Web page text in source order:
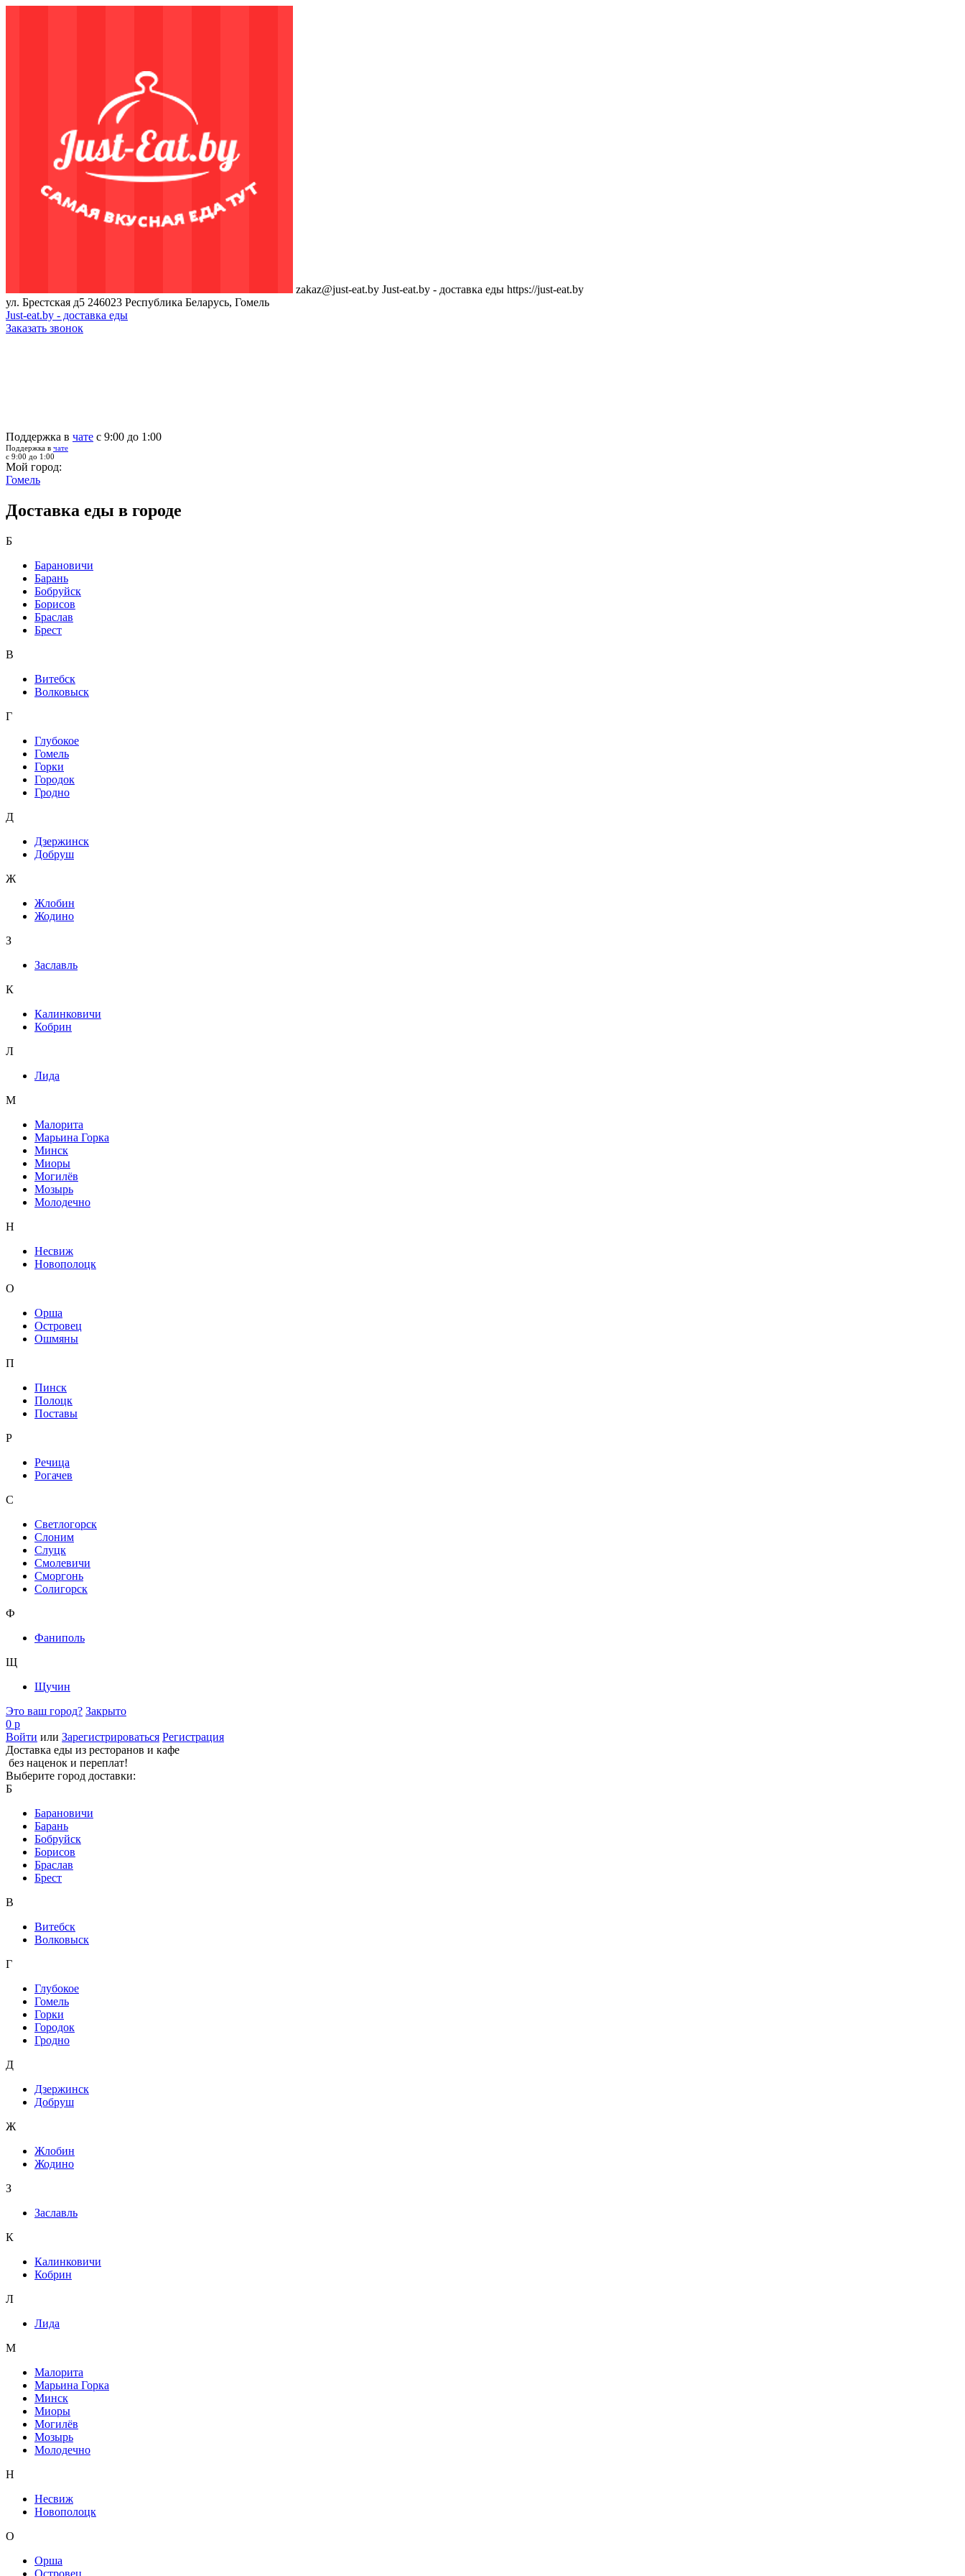
zakaz@just-eat.by Just-eat.by - доставка еды https://just-eat.by
ул. Брестская д5 246023 Республика Беларусь, Гомель
Just-eat.by - доставка еды
Заказать звонок
Поддержка в чате с 9:00 до 1:00
Поддержка в чате
с 9:00 до 1:00
Мой город:
Гомель
Доставка еды в городе
Б
Барановичи
Барань
Бобруйск
Борисов
Браслав
Брест
В
Витебск
Волковыск
Г
Глубокое
Гомель
Горки
Городок
Гродно
Д
Дзержинск
Добруш
Ж
Жлобин
Жодино
З
Заславль
К
Калинковичи
Кобрин
Л
Лида
М
Малорита
Марьина Горка
Минск
Миоры
Могилёв
Мозырь
Молодечно
Н
Несвиж
Новополоцк
О
Орша
Островец
Ошмяны
П
Пинск
Полоцк
Поставы
Р
Речица
Рогачев
С
Светлогорск
Слоним
Слуцк
Смолевичи
Сморгонь
Солигорск
Ф
Фаниполь
Щ
Щучин
Это ваш город? Закрыто
0 р
Войти или Зарегистрироваться Регистрация
Доставка еды из ресторанов и кафе
без наценок и переплат!
Выберите город доставки:
Б
Барановичи
Барань
Бобруйск
Борисов
Браслав
Брест
В
Витебск
Волковыск
Г
Глубокое
Гомель
Горки
Городок
Гродно
Д
Дзержинск
Добруш
Ж
Жлобин
Жодино
З
Заславль
К
Калинковичи
Кобрин
Л
Лида
М
Малорита
Марьина Горка
Минск
Миоры
Могилёв
Мозырь
Молодечно
Н
Несвиж
Новополоцк
О
Орша
Островец